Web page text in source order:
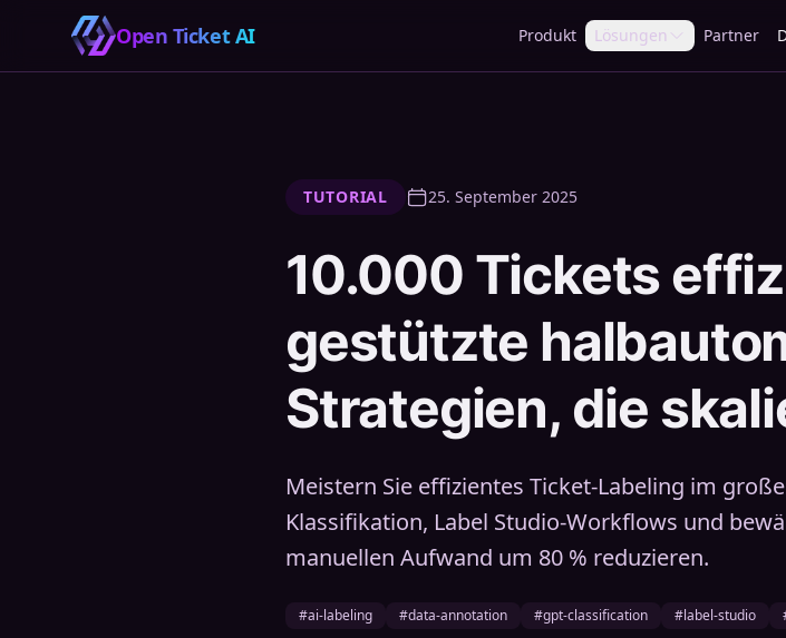
Open Ticket AI Produkt Lösungen Partner
TUTORIAL 25. September 2025
10.000 Tickets
gestützte
Strategien, die
Meistern Sie effizientes Ticket-Labeling im
Klassifikation, Label Studio-Workflows und
manuellen Aufwand um 80 % reduzieren.
#ai-labeling #data-annotation #gpt-classification #label-studio